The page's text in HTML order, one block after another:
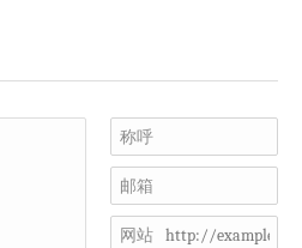
称呼
邮箱
网站